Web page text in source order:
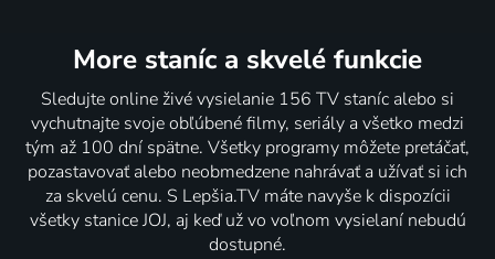
More staníc a skvelé funkcie
Sledujte online živé vysielanie 156 TV staníc alebo si
vychutnajte svoje obľúbené filmy, seriály a všetko medzi
tým až 100 dní spätne. Všetky programy môžete pretáčať,
pozastavovať alebo neobmedzene nahrávať a užívať si ich
za skvelú cenu. S Lepšia.TV máte navyše k dispozícii
všetky stanice JOJ, aj keď už vo voľnom vysielaní nebudú
dostupné.